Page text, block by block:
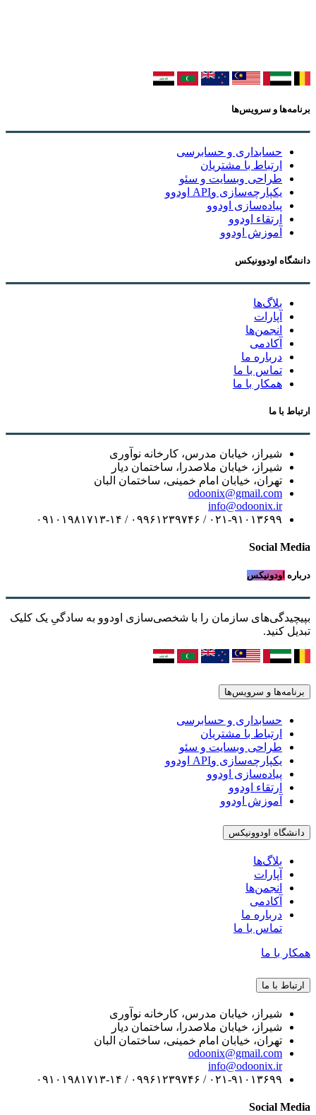
برنامه‌ها و سرویس‌ها
حسابداری و حسابرسی
ارتباط با مشتریان
طراحی وبسایت و سئو
یکپارچه‌سازی وAPI اودوو
پیاده‌سازی اودوو
ارتقاء اودوو
آموزش اودوو
دانشگاه اودوونیکس
بلاگ‌ها
آپارات
انجمن‌ها
آکادمی
درباره ما
تماس با ما
همکار با ما
ارتباط با ما
شیراز، خیابان مدرس، کارخانه نوآوری
شیراز، خیابان ملاصدرا، ساختمان دیار
تهران، خیابان امام خمینی، ساختمان البان
odoonix@gmail.com
info@odoonix.ir
۰۲۱-۹۱۰۱۳۶۹۹ / ۰۹۹۶۱۲۳۹۷۴۶ / ۰۹۱۰۱۹۸۱۷۱۳-۱۴
Social Media
درباره اودونیکس
بپیچیدگی‌های سازمان را با شخصی‌سازی اودوو به سادگیِ یک کلیک
تبدیل کنید.
برنامه‌ها و سرویس‌ها
حسابداری و حسابرسی
ارتباط با مشتریان
طراحی وبسایت و سئو
یکپارچه‌سازی وAPI اودوو
پیاده‌سازی اودوو
ارتقاء اودوو
آموزش اودوو
دانشگاه اودوونیکس
بلاگ‌ها
آپارات
انجمن‌ها
آکادمی
درباره ما
تماس با ما
همکار با ما
ارتباط با ما
شیراز، خیابان مدرس، کارخانه نوآوری
شیراز، خیابان ملاصدرا، ساختمان دیار
تهران، خیابان امام خمینی، ساختمان البان
odoonix@gmail.com
info@odoonix.ir
۰۲۱-۹۱۰۱۳۶۹۹ / ۰۹۹۶۱۲۳۹۷۴۶ / ۰۹۱۰۱۹۸۱۷۱۳-۱۴
Social Media